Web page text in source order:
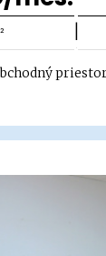
|